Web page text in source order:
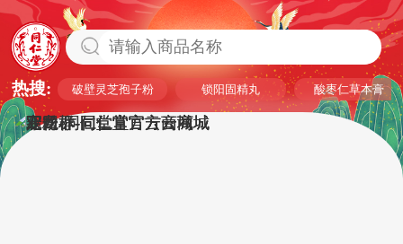
热搜: 破壁灵芝孢子粉 锁阳固精丸 酸枣仁草本膏